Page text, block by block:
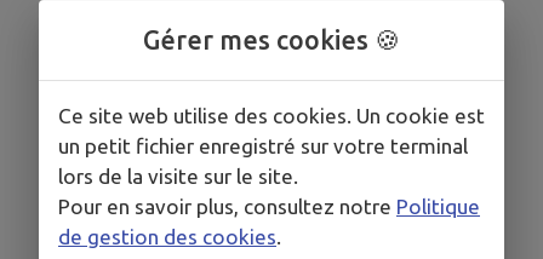
Gérer mes cookies 🍪
Ce site web utilise des cookies. Un cookie est
un petit fichier enregistré sur votre terminal
lors de la visite sur le site.
Pour en savoir plus, consultez notre Politique
de gestion des cookies